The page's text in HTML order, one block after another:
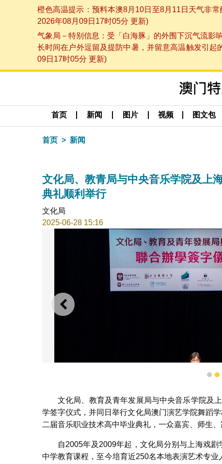
橙色高温提示：预料本澳8月10日至8月11日天气非
2026年08月09日17时05分 更新)
气象局－特别信息：受「白海豚」的外围下沉气流影
长时间在户外逗留及提防中暑，并留意高温触发引
09日17时05分 更新)
首页 新闻 图片 视频 图文包
首页 新闻
文化局、教青局与中央音乐学院及上
典礼顺利举行
文化局
2025-06-28 15:16
上一则
1 2
文化局、教育及青年发展局与中央音乐学院及
学签字仪式，并同日举行文化局澳门演艺学院舞蹈
二届音乐职业技术高中毕业典礼，一众嘉宾、师生、
自2005年及2009年起，文化局分别与上海戏
中学教育课程，至今培育近250名本地表演艺术专